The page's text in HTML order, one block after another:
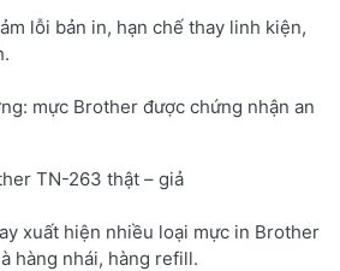
lỗi bản in, hạn chế thay linh kiện,
mực Brother được chứng nhận an
TN-263 thật – giả
xuất hiện nhiều loại mực in Brother
hàng nhái, hàng refill.